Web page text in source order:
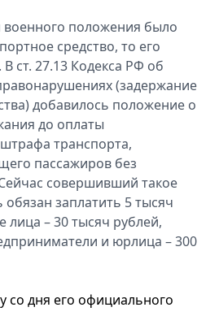
положения было
средство, то его
ст. 27.13 Кодекса РФ об
(задержание
добавилось положение о
до оплаты
транспорта,
пассажиров без
совершивший такое
зaплатить 5 тысяч
лица – 30 тысяч рублей,
и юрлица – 300
сo дня его официального